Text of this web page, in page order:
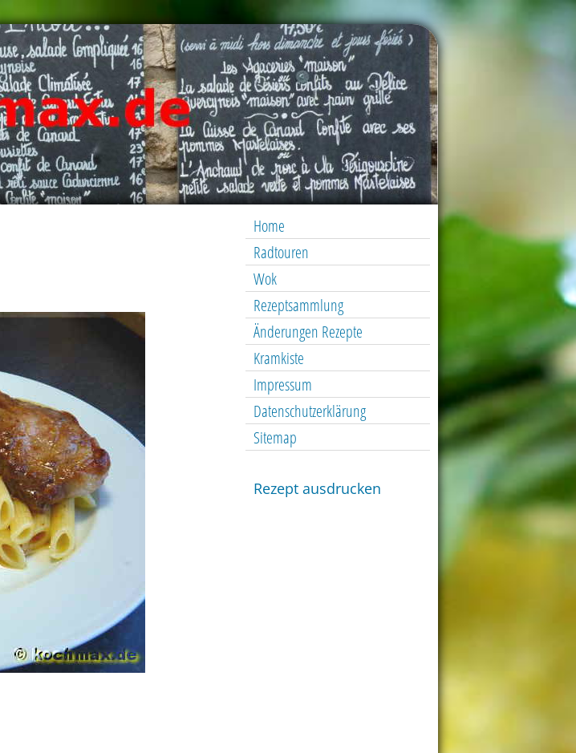
Home
Radtouren
Wok
Rezeptsammlung
Änderungen Rezepte
Kramkiste
Impressum
Datenschutzerklärung
Sitemap
Rezept ausdrucken